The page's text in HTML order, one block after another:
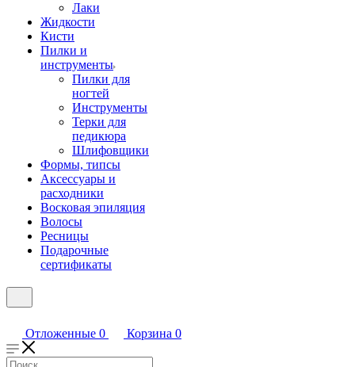
Лаки
Жидкости
Кисти
Пилки и
инструменты
Пилки для
ногтей
Инструменты
Терки для
педикюра
Шлифовщики
Формы, типсы
Аксессуары и
расходники
Восковая эпиляция
Волосы
Ресницы
Подарочные
сертификаты
Отложенные 0 Корзина 0